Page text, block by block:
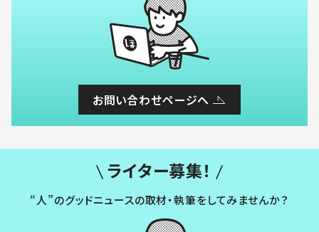
お問い合わせページへ
ライター募集！
“人”のグッドニュースの取材・執筆をしてみませんか？